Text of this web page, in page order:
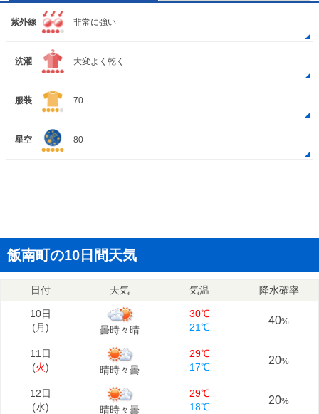
紫外線 非常に強い
洗濯 大変よく乾く
服装 70
星空 80
飯南町の10日間天気
日付 天気 気温 降水確率
10日
(月) 曇時々晴
30℃
21℃
40%
11日
(火) 晴時々曇
29℃
17℃
20%
12日
(水) 晴時々曇
29℃
18℃
20%